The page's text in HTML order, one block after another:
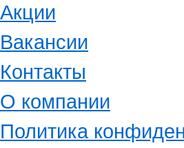
Акции
Вакансии
Контакты
О компании
Политика